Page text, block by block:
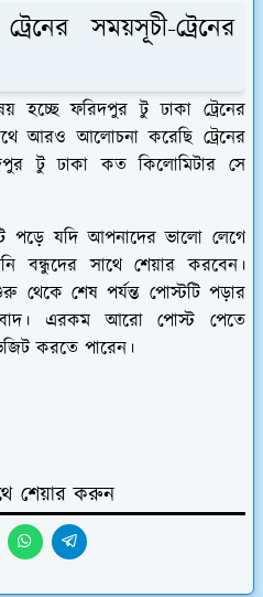
সময়সূচী-ট্রেনের
হচ্ছে ফরিদপুর টু ঢাকা ট্রেনের
আরও আলোচনা করেছি ট্রেনের
টু ঢাকা কত কিলোমিটার সে
যদি আপনাদের ভালো লেগে
সাথে শেয়ার করবেন।
থেকে শেষ পর্যন্ত পোস্টটি পড়ার
এরকম আরো পোস্ট পেতে
করতে পারেন।
শেয়ার করুন